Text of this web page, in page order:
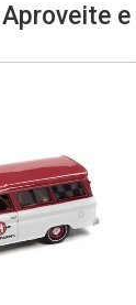
Aproveite e